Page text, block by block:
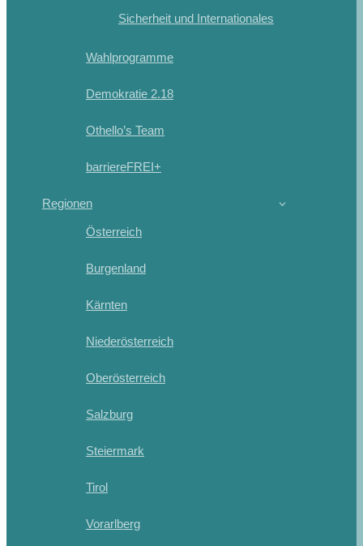
Sicherheit und Internationales
Wahlprogramme
Demokratie 2.18
Othello’s Team
barriereFREI+
Regionen
Österreich
Burgenland
Kärnten
Niederösterreich
Oberösterreich
Salzburg
Steiermark
Tirol
Vorarlberg